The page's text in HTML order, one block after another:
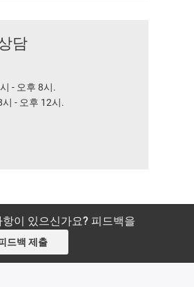
담
- 오후 8시.
- 오후 12시.
이 있으신가요? 피드백을
드백 제출